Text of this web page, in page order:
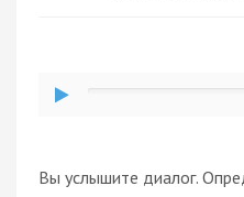
Вы услышите диалог.